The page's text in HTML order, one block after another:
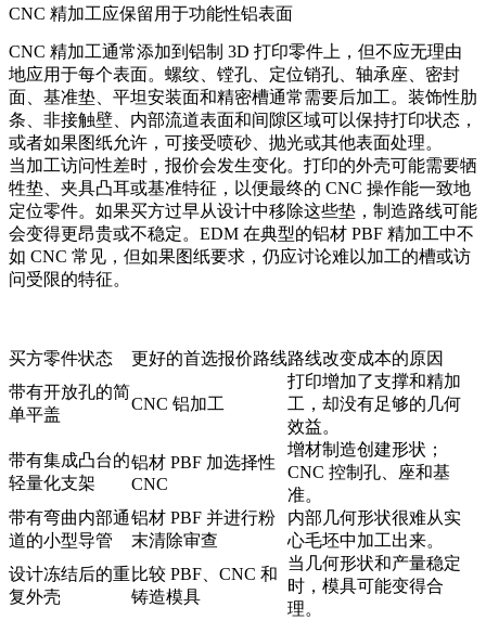
CNC 精加工应保留用于功能性铝表面
CNC 精加工通常添加到铝制 3D 打印零件上，但不应无理由
地应用于每个表面。螺纹、镗孔、定位销孔、轴承座、密封
面、基准垫、平坦安装面和精密槽通常需要后加工。装饰性肋
条、非接触壁、内部流道表面和间隙区域可以保持打印状态，
或者如果图纸允许，可接受喷砂、抛光或其他表面处理。
当加工访问性差时，报价会发生变化。打印的外壳可能需要牺
牲垫、夹具凸耳或基准特征，以便最终的 CNC 操作能一致地
定位零件。如果买方过早从设计中移除这些垫，制造路线可能
会变得更昂贵或不稳定。EDM 在典型的铝材 PBF 精加工中不
如 CNC 常见，但如果图纸要求，仍应讨论难以加工的槽或访
问受限的特征。
买方零件状态 更好的首选报价路线路线改变成本的原因
带有开放孔的简
单平盖
CNC 铝加工
打印增加了支撑和精加
工，却没有足够的几何
效益。
带有集成凸台的
轻量化支架
铝材 PBF 加选择性
CNC
增材制造创建形状；
CNC 控制孔、座和基
准。
带有弯曲内部通
道的小型导管
铝材 PBF 并进行粉
末清除审查
内部几何形状很难从实
心毛坯中加工出来。
设计冻结后的重
复外壳
比较 PBF、CNC 和
铸造模具
当几何形状和产量稳定
时，模具可能变得合
理。